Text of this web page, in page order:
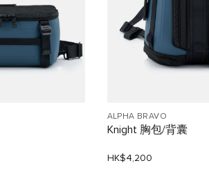
ALPHA BRAVO
Knight 胸包/背囊
HK$4,200